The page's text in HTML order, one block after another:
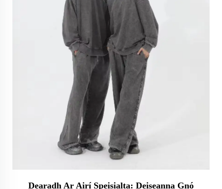
Dearadh Ar Airí Speisialta: Deiseanna Gnó